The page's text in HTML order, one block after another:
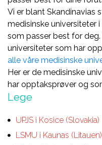
Vi er blant Skandinavias
medisinske universiteter
som passer best for
universiteter som har
alle våre medisinske
Her er de medisinske
har opptaksprøver og
Lege
UPJS i Kosice (Slovakia)
LSMU i Kaunas (Litauen)